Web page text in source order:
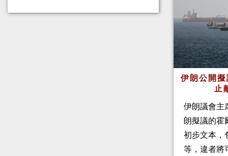
伊朗公開
止
伊朗議會主
朗擬議的霍
初步文本，
等，違者將